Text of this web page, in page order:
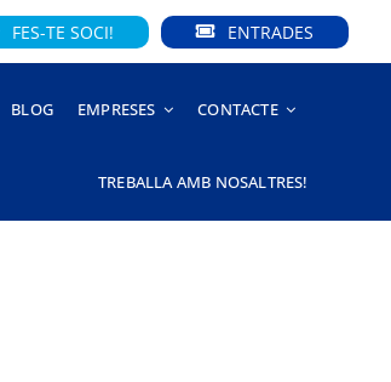
FES-TE SOCI! ENTRADES
BLOG EMPRESES CONTACTE
TREBALLA AMB NOSALTRES!